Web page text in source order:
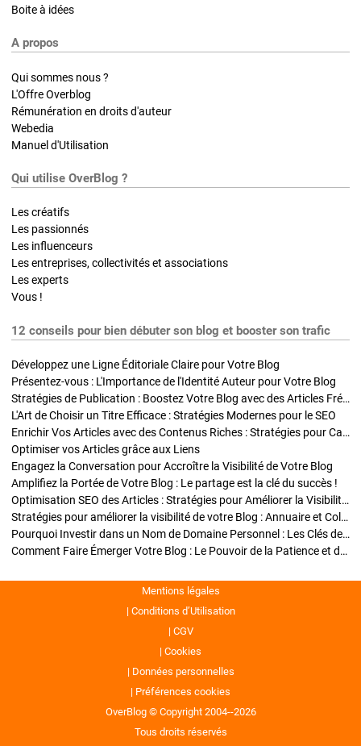
Boite à idées
A propos
Qui sommes nous ?
L'Offre Overblog
Rémunération en droits d'auteur
Webedia
Manuel d'Utilisation
Qui utilise OverBlog ?
Les créatifs
Les passionnés
Les influenceurs
Les entreprises, collectivités et associations
Les experts
Vous !
12 conseils pour bien débuter son blog et booster son trafic
Développez une Ligne Éditoriale Claire pour Votre Blog
Présentez-vous : L'Importance de l'Identité Auteur pour Votre Blog
Stratégies de Publication : Boostez Votre Blog avec des Articles Fréquents et Exclusifs
L'Art de Choisir un Titre Efficace : Stratégies Modernes pour le SEO
Enrichir Vos Articles avec des Contenus Riches : Stratégies pour Captiver et Optimiser
Optimiser vos Articles grâce aux Liens
Engagez la Conversation pour Accroître la Visibilité de Votre Blog
Amplifiez la Portée de Votre Blog : Le partage est la clé du succès !
Optimisation SEO des Articles : Stratégies pour Améliorer la Visibilité de Votre Blog
Stratégies pour améliorer la visibilité de votre Blog : Annuaire et Collaborations
Pourquoi Investir dans un Nom de Domaine Personnel : Les Clés de la Réussite de Votre Blog
Comment Faire Émerger Votre Blog : Le Pouvoir de la Patience et de la Persévérance
Mentions légales
Conditions d’Utilisation
CGV
Cookies
Données personnelles
Préférences cookies
OverBlog © Copyright 2004--2026
Tous droits réservés